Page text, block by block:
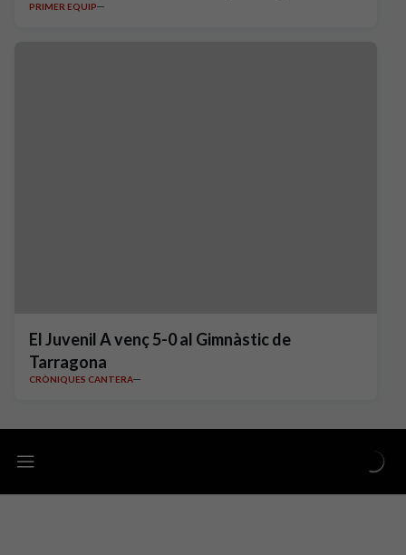
PRIMER EQUIP
El Juvenil A venç 5-0 al Gimnàstic de
Tarragona
CRÒNIQUES CANTERA